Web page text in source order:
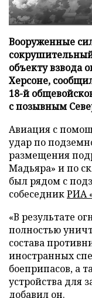
Вооруженные
объекту взвода
Херсоне,
18-й
с позывным
Авиация с
удар по
размещения
Мадьяра» и по
был рядом с
собеседникРИА
«В результате
полностью
состава
иностранных
боеприпасов, а
устройства для
добавил он.